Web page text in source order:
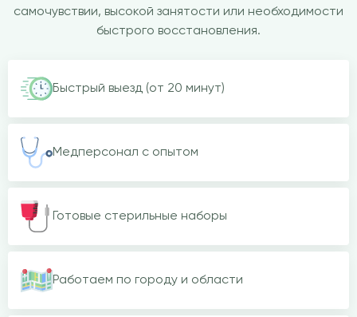
самочувствии, высокой занятости или необходимости
быстрого восстановления.
Быстрый выезд (от 20 минут)
Медперсонал с опытом
Готовые стерильные наборы
Работаем по городу и области